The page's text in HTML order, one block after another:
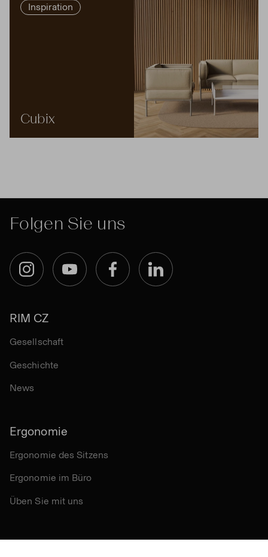
Inspiration
Cubix
Folgen Sie uns
InstagramYouTube FacebookLinkedIn
RIM CZ
Gesellschaft
Geschichte
News
Ergonomie
Ergonomie des Sitzens
Ergonomie im Büro
Üben Sie mit uns
Andere